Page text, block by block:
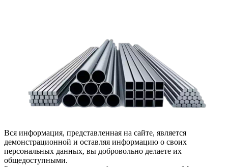
Вся информация, представленная на сайте, является
демонстрационной и оставляя информацию о своих
персональных данных, вы добровольно делаете их
общедоступными.